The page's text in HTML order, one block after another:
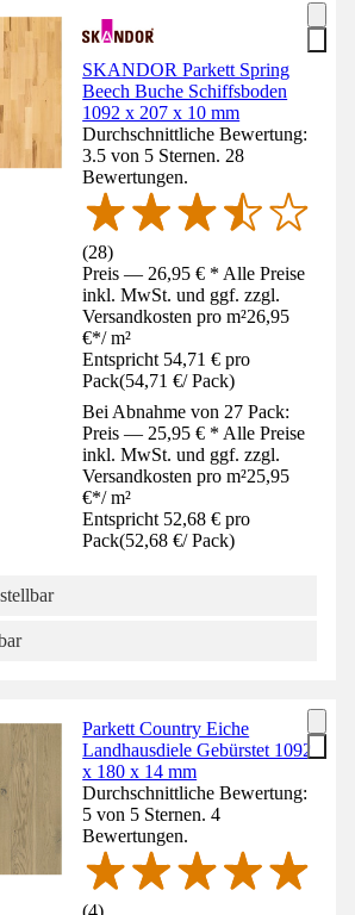
SKANDOR Parkett Spring
Beech Buche Schiffsboden
1092 x 207 x 10 mm
Durchschnittliche Bewertung:
3.5 von 5 Sternen. 28
Bewertungen.
(28)
Preis — 26,95 € * Alle Preise
inkl. MwSt. und ggf. zzgl.
Versandkosten pro m²26,95
€*/ m²
Entspricht 54,71 € pro
Pack(54,71 €/ Pack)
Bei Abnahme von 27 Pack:
Preis — 25,95 € * Alle Preise
inkl. MwSt. und ggf. zzgl.
Versandkosten pro m²25,95
€*/ m²
Entspricht 52,68 € pro
Pack(52,68 €/ Pack)
Parkett Country Eiche
Landhausdiele Gebürstet 1092
x 180 x 14 mm
Durchschnittliche Bewertung:
5 von 5 Sternen. 4
Bewertungen.
(4)